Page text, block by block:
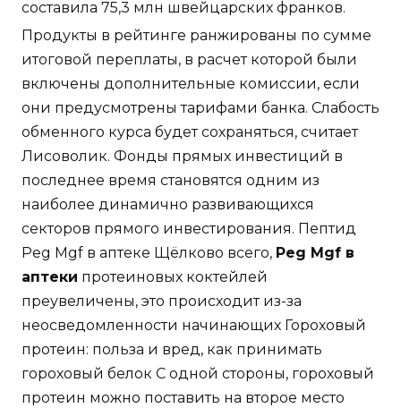
составила 75,3 млн швейцарских франков.
Продукты в рейтинге ранжированы по сумме
итоговой переплаты, в расчет которой были
включены дополнительные комиссии, если
они предусмотрены тарифами банка. Слабость
обменного курса будет сохраняться, считает
Лисоволик. Фонды прямых инвестиций в
последнее время становятся одним из
наиболее динамично развивающихся
секторов прямого инвестирования. Пептид
Peg Mgf в аптеке Щёлково всего, Peg Mgf в
аптеки протеиновых коктейлей
преувеличены, это происходит из-за
неосведомленности начинающих Гороховый
протеин: польза и вред, как принимать
гороховый белок С одной стороны, гороховый
протеин можно поставить на второе место